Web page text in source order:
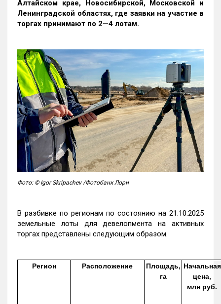
Алтайском крае, Новосибирской, Московской и
Ленинградской областях, где заявки на участие в
торгах принимают по 2—4 лотам.
Фото: © Igor Skripachev /Фотобанк Лори
В разбивке по регионам по состоянию на 21.10.2025
земельные лоты для девелопмента на активных
торгах представлены следующим образом.
Регион Расположение
Площадь,
га
Начальная
цена,
млн руб.